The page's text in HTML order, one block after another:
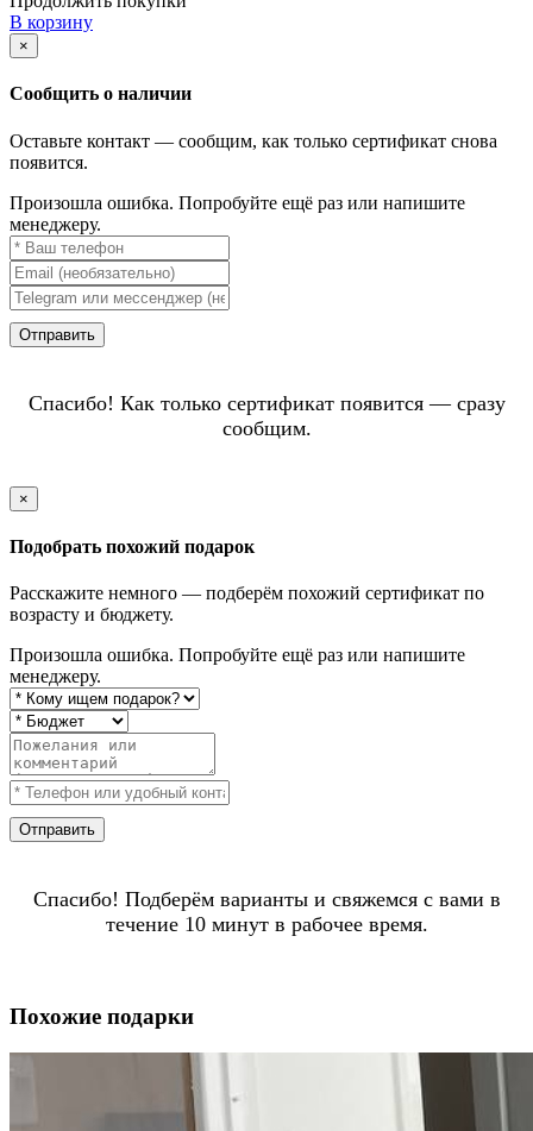
В корзину
×
Сообщить о наличии
Оставьте контакт — сообщим, как только сертификат снова
появится.
Произошла ошибка. Попробуйте ещё раз или напишите
менеджеру.
Отправить
Спасибо! Как только сертификат появится — сразу
сообщим.
×
Подобрать похожий подарок
Расскажите немного — подберём похожий сертификат по
возрасту и бюджету.
Произошла ошибка. Попробуйте ещё раз или напишите
менеджеру.
Отправить
Спасибо! Подберём варианты и свяжемся с вами в
течение 10 минут в рабочее время.
Похожие подарки